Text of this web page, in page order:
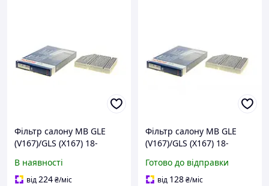
Фільтр салону MB GLE
(V167)/GLS (X167) 18-
1987435617
В наявності
від224₴/міс
Фільтр салону MB GLE
(V167)/GLS (X167) 18-
Bosch
Готово до відправки
від 128₴/міс